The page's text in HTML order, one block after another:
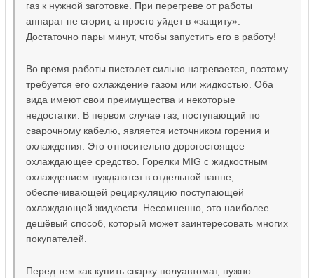
газ к нужной заготовке. При перегреве от работы
аппарат не сгорит, а просто уйдет в «защиту».
Достаточно пары минут, чтобы запустить его в работу!
Во время работы пистолет сильно нагревается, поэтому
требуется его охлаждение газом или жидкостью. Оба
вида имеют свои преимущества и некоторые
недостатки. В первом случае газ, поступающий по
сварочному кабелю, является источником горения и
охлаждения. Это относительно дорогостоящее
охлаждающее средство. Горелки MIG с жидкостным
охлаждением нуждаются в отдельной ванне,
обеспечивающей рециркуляцию поступающей
охлаждающей жидкости. Несомненно, это наиболее
дешёвый способ, который может заинтересовать многих
покупателей.
Перед тем как купить сварку полуавтомат, нужно